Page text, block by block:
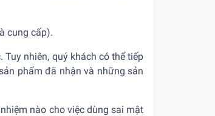
cung cấp).
nhiên, quý khách có thể tiếp
phẩm đã nhận và những sản
nào cho việc dùng sai mật